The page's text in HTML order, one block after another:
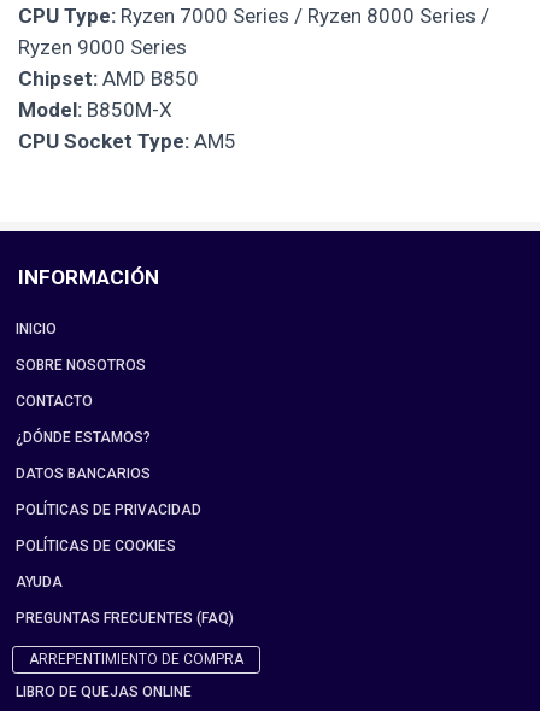
CPU Type: Ryzen 7000 Series / Ryzen 8000 Series /
Ryzen 9000 Series
Chipset: AMD B850
Model: B850M-X
CPU Socket Type: AM5
INFORMACIÓN
INICIO
SOBRE NOSOTROS
CONTACTO
¿DÓNDE ESTAMOS?
DATOS BANCARIOS
POLÍTICAS DE PRIVACIDAD
POLÍTICAS DE COOKIES
AYUDA
PREGUNTAS FRECUENTES (FAQ)
ARREPENTIMIENTO DE COMPRA
LIBRO DE QUEJAS ONLINE